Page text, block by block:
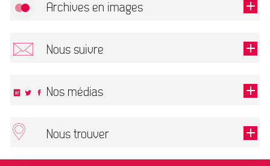
Archives en images
Nous suivre
This field is required.
Nos médias
Nous trouver
ARCHIVES MUNICIPALES